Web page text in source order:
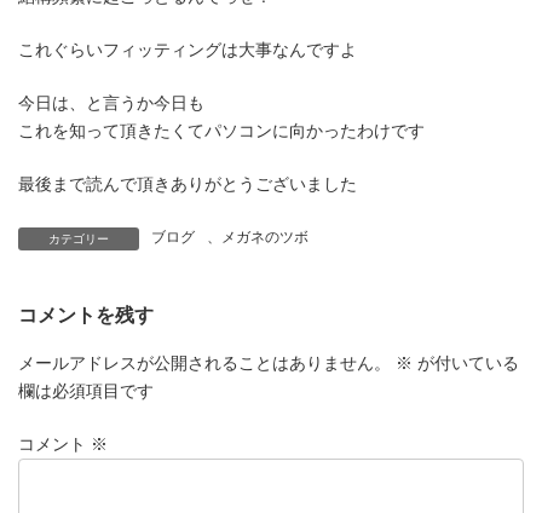
これぐらいフィッティングは大事なんですよ
今日は、と言うか今日も
これを知って頂きたくてパソコンに向かったわけです
最後まで読んで頂きありがとうございました
カテゴリー ブログ 、 メガネのツボ
コメントを残す
メールアドレスが公開されることはありません。 ※ が付いている
欄は必須項目です
コメント ※